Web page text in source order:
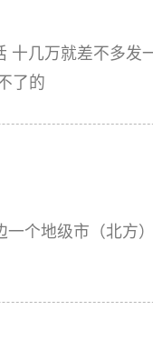
十几万就差不多发
了的
一个地级市（北方